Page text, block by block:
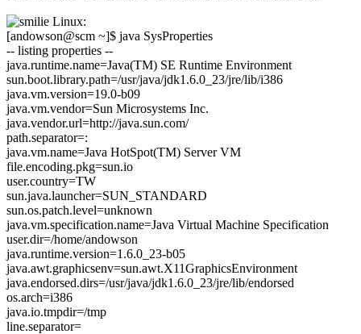
Linux:
[andowson@scm ~]$ java SysProperties
-- listing properties --
java.runtime.name=Java(TM) SE Runtime Environment
sun.boot.library.path=/usr/java/jdk1.6.0_23/jre/lib/i386
java.vm.version=19.0-b09
java.vm.vendor=Sun Microsystems Inc.
java.vendor.url=http://java.sun.com/
path.separator=:
java.vm.name=Java HotSpot(TM) Server VM
file.encoding.pkg=sun.io
user.country=TW
sun.java.launcher=SUN_STANDARD
sun.os.patch.level=unknown
java.vm.specification.name=Java Virtual Machine Specification
user.dir=/home/andowson
java.runtime.version=1.6.0_23-b05
java.awt.graphicsenv=sun.awt.X11GraphicsEnvironment
java.endorsed.dirs=/usr/java/jdk1.6.0_23/jre/lib/endorsed
os.arch=i386
java.io.tmpdir=/tmp
line.separator=